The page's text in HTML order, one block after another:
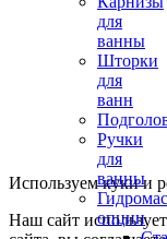
для
ванны
Шторки
для
ванн
Ручки
для
ванны
опции
Используем куки и
Наш сайт